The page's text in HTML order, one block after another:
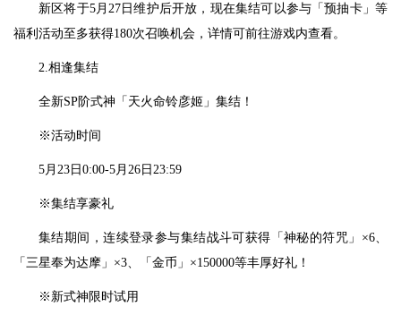
新区将于5月27日维护后开放，现在集结可以参与「预抽卡」等
福利活动至多获得180次召唤机会，详情可前往游戏内查看。
2.相逢集结
全新SP阶式神「天火命铃彦姬」集结！
※活动时间
5月23日0:00-5月26日23:59
※集结享豪礼
集结期间，连续登录参与集结战斗可获得「神秘的符咒」×6、
「三星奉为达摩」×3、「金币」×150000等丰厚好礼！
※新式神限时试用